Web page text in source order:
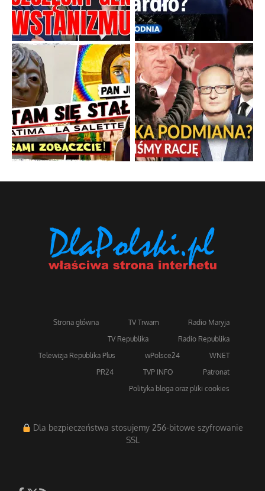
Strona główna TV Trwam
Radio Maryja
TV Republika
Radio Republika
Telewizja Republika Plus
wPolsce24
WNET
PR24
TVP INFO
Patronat
Polityka bloga oraz pliki cookies
Dla bezpieczeństwa stosujemy 256-bitowe szyfrowanie
SSL